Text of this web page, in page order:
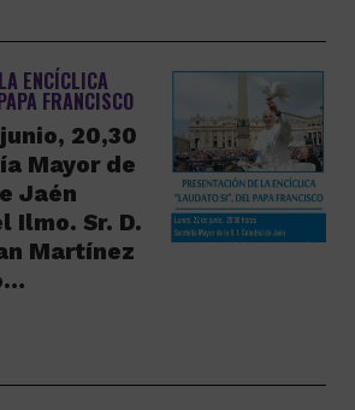
ENCÍCLICA
FRANCISCO
20,30
Mayor de
Jaén
Ilmo. Sr. D.
Martínez